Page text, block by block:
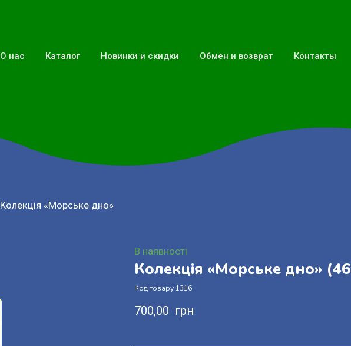
О нас Каталог Новинки и скидки Обмен и возврат Контакты
Колекція «Морське дно»
В наявності
Колекція «Морське дно»
Код товару 1316
700,00  грн